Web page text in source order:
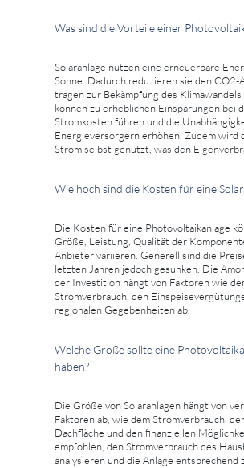
Was sind die Vorteile einer
Solaranlage nutzen eine erneuerbare
Sonne. Dadurch reduzieren sie den CO2-
tragen zur Bekämpfung des Klimawandels
können zu erheblichen Einsparungen bei
Stromkosten führen und die
Energieversorgern erhöhen. Zudem wird
Strom selbst genutzt, was den
Wie hoch sind die Kosten für eine
Die Kosten für eine Photovoltaikanlage
Größe, Leistung, Qualität der
Anbieter variieren. Generell sind die
letzten Jahren jedoch gesunken. Die
der Investition hängt von Faktoren wie
Stromverbrauch, den
regionalen Gegebenheiten ab.
Welche Größe sollte eine
haben?
Die Größe von Solaranlagen hängt von
Faktoren ab, wie dem Stromverbrauch,
Dachfläche und den finanziellen
empfohlen, den Stromverbrauch des
analysieren und die Anlage entsprechend